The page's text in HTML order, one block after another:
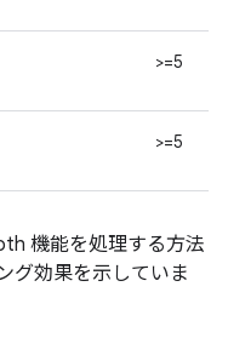
>=5
>=5
機能を処理する方法
グ効果を示していま